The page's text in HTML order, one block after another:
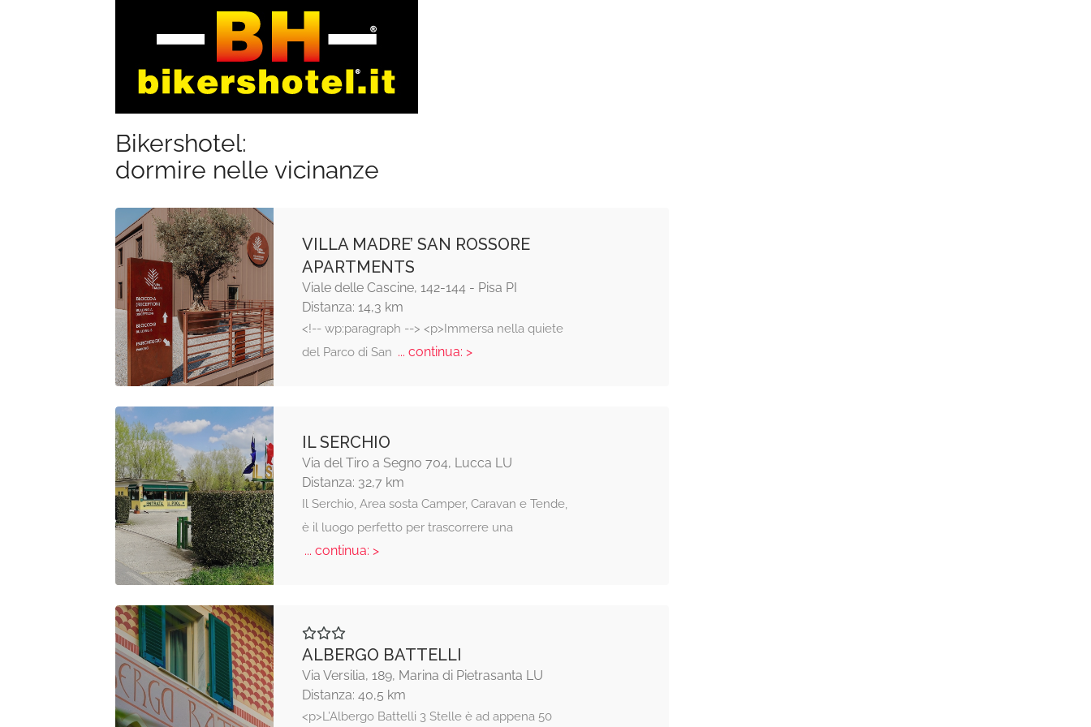
Bikershotel:
dormire nelle vicinanze
VILLA MADRE’ SAN ROSSORE
APARTMENTS
Viale delle Cascine, 142-144 - Pisa PI
Distanza: 14,3 km
<!-- wp:paragraph --> <p>Immersa nella quiete
del Parco di San... continua: >
IL SERCHIO
Via del Tiro a Segno 704, Lucca LU
Distanza: 32,7 km
Il Serchio, Area sosta Camper, Caravan e Tende,
è il luogo perfetto per trascorrere una
... continua: >
ALBERGO BATTELLI
Via Versilia, 189, Marina di Pietrasanta LU
Distanza: 40,5 km
<p>L’Albergo Battelli 3 Stelle è ad appena 50